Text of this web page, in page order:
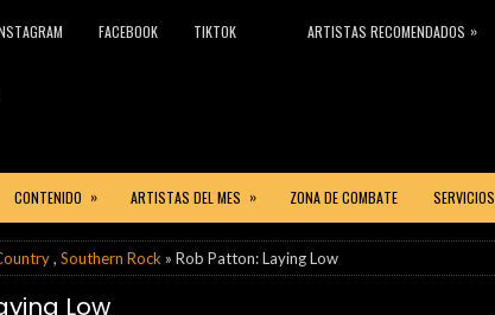
FACEBOOK TIKTOK ARTISTAS RECOMENDADOS »
CONTENIDO » ARTISTAS DEL MES » ZONA DE COMBATE SERVICIOS
, Southern Rock » Rob Patton: Laying Low
Low